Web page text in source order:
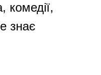
комедії,
знає